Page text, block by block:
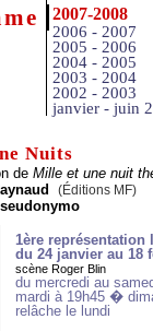
2007-2008
2006 - 2007
2005 - 2006
2004 - 2005
2003 - 2004
2002 - 2003
janvier - juin
Nuits
de Mille et une nuit
(Éditions MF)
1ère représentation
du 24 janvier au 18
scène Roger Blin
du mercredi au
mardi à 19h45 �
relâche le lundi